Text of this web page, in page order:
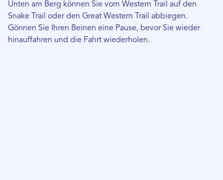
Unten am Berg können Sie vom Western Trail auf den
Snake Trail oder den Great Western Trail abbiegen.
Gönnen Sie Ihren Beinen eine Pause, bevor Sie wieder
hinauffahren und die Fahrt wiederholen.